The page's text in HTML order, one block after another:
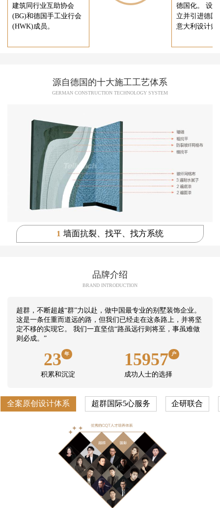
建筑同行业互助协会
(BG)和德国手工业行会
(HWK)成员。
德国化。 设
立并引进德国
意大利设计师
源自德国的十大施工工艺体系
GERMAN CONSTRUCTION TECHNOLOGY SYSTEM
1 墙面抗裂、找平、找方系统
品牌介绍
BRAND INTRODUCTION
超群，不断超越“群”力以赴，做中国最专业的别墅装饰企业。
这是一条任重而道远的路，但我们已经走在这条路上，并将坚
定不移的实现它。 我们一直坚信“路虽远行则将至，事虽难做
则必成。”
23 年
积累和沉淀
15957 户
成功人士的选择
全案原创设计体系 超群国际5心服务 企研联合